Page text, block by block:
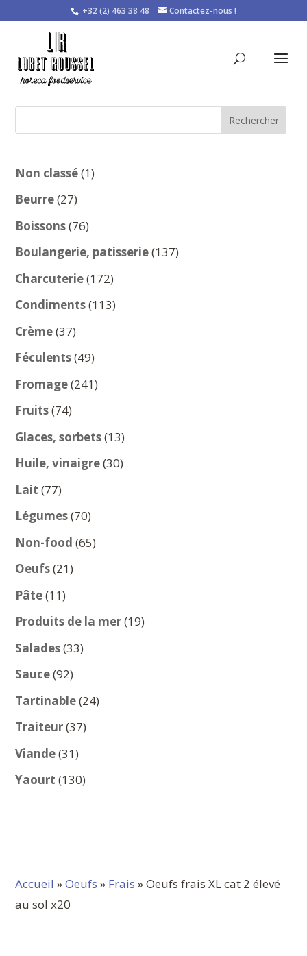
+32 (2) 463 38 48 Contactez-nous !
Rechercher
Non classé 11
Beurre 2727
produits
Boissons 7676
produits
Boulangerie, patisserie 137137
Charcuterie 172172
produits
Condiments 113113
Crème 3737
produits
Féculents 4949
produits
Fromage 241241
Fruits 7474
produits
Glaces, sorbets 1313
produits
Huile, vinaigre 3030
Lait 7777
produits
Légumes 7070
produits
Non-food 6565
Oeufs 2121
Pâte 1111
produits
Produits de la mer 1919
Salades 3333
Sauce 9292
produits
Tartinable 2424
Traiteur 3737
Viande 3131
produits
Yaourt 130130
Accueil »Oeufs » Frais » Oeufs frais XL cat 2 élevé
au sol x20